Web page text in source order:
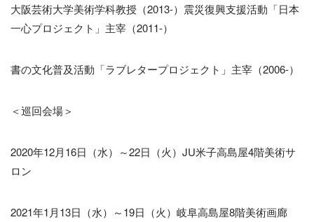
大阪芸術大学美術学科教授（2013-）震災復興支援活動「日本
一心プロジェクト」主宰（2011-）
書の文化普及活動「ラブレタープロジェクト」主宰（2006-）
＜巡回会場＞
2020年12月16日（水）～22日（火）JU米子高島屋4階美術サ
ロン
2021年1月13日（水）～19日（火）岐阜高島屋8階美術画廊